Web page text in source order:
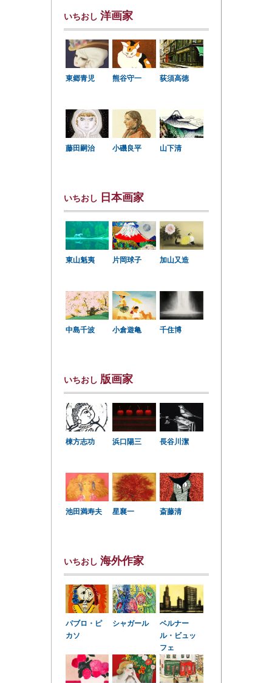
いちおし 洋画家
東郷青児 熊谷守一 荻須高徳
藤田嗣治 小磯良平 山下清
いちおし 日本画家
東山魁夷 片岡球子 加山又造
中島千波 小倉遊亀 千住博
いちおし 版画家
棟方志功 浜口陽三 長谷川潔
池田満寿夫 星襄一 斎藤清
いちおし 海外作家
パブロ・ピ
カソ
シャガール
ベルナー
ル・ビュッ
フェ